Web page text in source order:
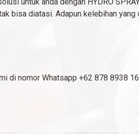
bisa diatasi. Adapun kelebihan
di nomor Whatsapp +62 878 8938